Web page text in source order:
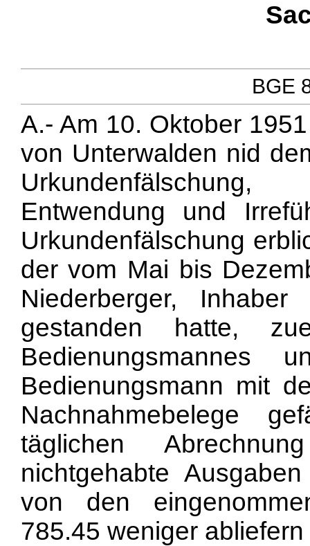
BGE
A.- Am 10. Oktober
von Unterwalden nid
Entwendung und
Urkundenfälschung
der vom Mai bis
Niederberger, Inhaber
gestanden hatte,
Bedienungsmann mit
Nachnahmebelege
täglichen
nichtgehabte
von den
785.45 weniger